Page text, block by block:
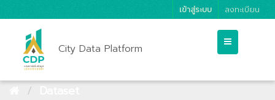
เข้าสู่ระบบ ลงทะเบียน
City Data Platform